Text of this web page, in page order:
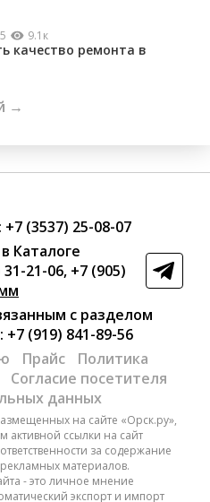
9.1к
качество ремонта в
→
+7 (3537) 25-08-07
Каталоге
31-21-06, +7 (905)
с разделом
+7 (919) 841-89-56
Прайс
Политика
Согласие посетителя
данных
на сайте «Орск.ру»,
активной ссылки на сайт
за содержание
материалов.
- это личное мнение
экспорт и импорт